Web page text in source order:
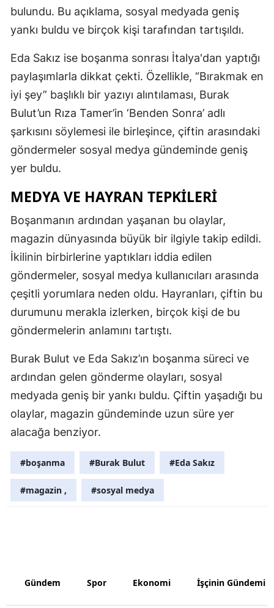
Konya
Kütahya
Malatya
Mardin
Nevşehir
Ordu
Rize
Samsun
Sinop
Tekirdağ
Uşak
Van
bulundu. Bu açıklama, sosyal medyada geniş
yankı buldu ve birçok kişi tarafından tartışıldı.
Eda Sakız ise boşanma sonrası İtalya'dan yaptığı
paylaşımlarla dikkat çekti. Özellikle, “Bırakmak en
iyi şey” başlıklı bir yazıyı alıntılaması, Burak
Bulut’un Rıza Tamer’in ‘Benden Sonra’ adlı
şarkısını söylemesi ile birleşince, çiftin arasındaki
göndermeler sosyal medya gündeminde geniş
yer buldu.
MEDYA VE HAYRAN TEPKILERI
Boşanmanın ardından yaşanan bu olaylar,
magazin dünyasında büyük bir ilgiyle takip edildi.
İkilinin birbirlerine yaptıkları iddia edilen
göndermeler, sosyal medya kullanıcıları arasında
çeşitli yorumlara neden oldu. Hayranları, çiftin bu
durumunu merakla izlerken, birçok kişi de bu
göndermelerin anlamını tartıştı.
Burak Bulut ve Eda Sakız’ın boşanma süreci ve
ardından gelen gönderme olayları, sosyal
medyada geniş bir yankı buldu. Çiftin yaşadığı bu
olaylar, magazin gündeminde uzun süre yer
alacağa benziyor.
#boşanma #Burak Bulut #Eda Sakız
#magazin , #sosyal medya
Gündem Spor Ekonomi İşçinin Gündemi